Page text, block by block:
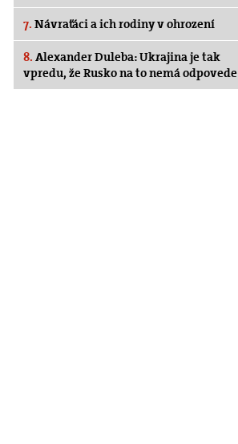
7. Návraťáci a ich rodiny v ohrození
8. Alexander Duleba: Ukrajina je tak
vpredu, že Rusko na to nemá odpovede